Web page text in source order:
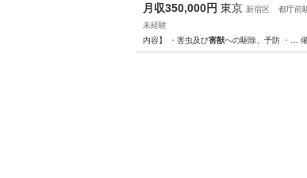
月収350,000円 東京 新宿区 都庁前
未経験
内容】 ・害虫及び害獣への駆除、予防 ・…